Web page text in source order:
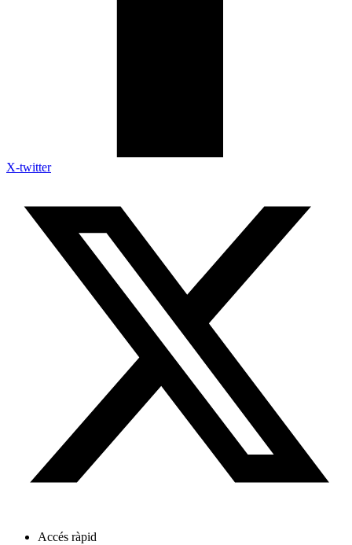
X-twitter
Accés ràpid